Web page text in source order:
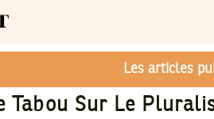
Les articles
Tabou Sur Le